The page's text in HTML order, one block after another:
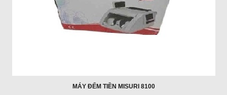
MÁY ĐẾM TIỀN MISURI 8100